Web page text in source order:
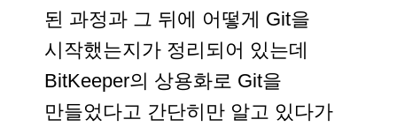
된 과정과 그 뒤에 어떻게 Git을
시작했는지가 정리되어 있는데
BitKeeper의 상용화로 Git을
만들었다고 간단히만 알고 있다가